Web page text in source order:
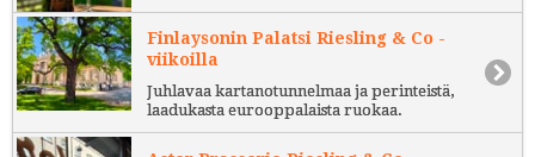
Finlaysonin Palatsi Riesling & Co -
viikoilla
Juhlavaa kartanotunnelmaa ja perinteistä,
laadukasta eurooppalaista ruokaa.